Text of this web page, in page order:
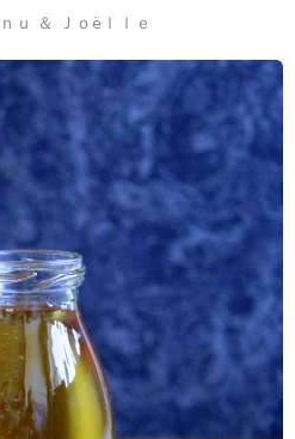
ｕ ＆ Ｊｏëｌｌｅ